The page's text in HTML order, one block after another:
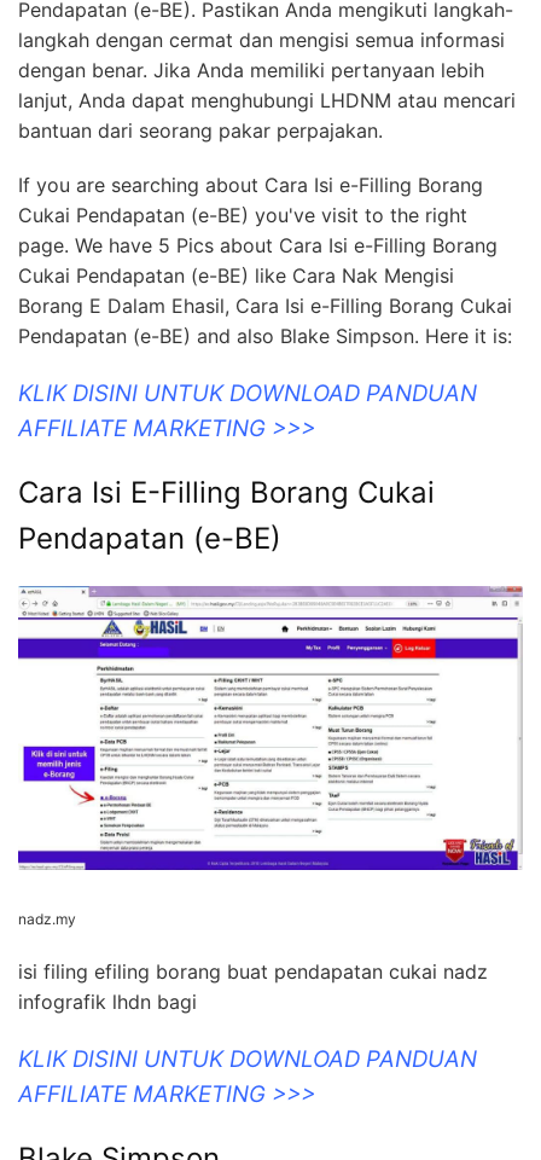
Pendapatan (e-BE). Pastikan Anda mengikuti langkah-
langkah dengan cermat dan mengisi semua informasi
dengan benar. Jika Anda memiliki pertanyaan lebih
lanjut, Anda dapat menghubungi LHDNM atau mencari
bantuan dari seorang pakar perpajakan.
If you are searching about Cara Isi e-Filling Borang
Cukai Pendapatan (e-BE) you've visit to the right
page. We have 5 Pics about Cara Isi e-Filling Borang
Cukai Pendapatan (e-BE) like Cara Nak Mengisi
Borang E Dalam Ehasil, Cara Isi e-Filling Borang Cukai
Pendapatan (e-BE) and also Blake Simpson. Here it is:
KLIK DISINI UNTUK DOWNLOAD PANDUAN
AFFILIATE MARKETING >>>
Cara Isi E-Filling Borang Cukai
Pendapatan (e-BE)
nadz.my
isi filing efiling borang buat pendapatan cukai nadz
infografik lhdn bagi
KLIK DISINI UNTUK DOWNLOAD PANDUAN
AFFILIATE MARKETING >>>